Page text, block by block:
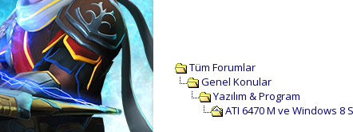
Tüm Forumlar
Genel Konular
Yazılım & Program
ATI 6470 M ve Windows 8